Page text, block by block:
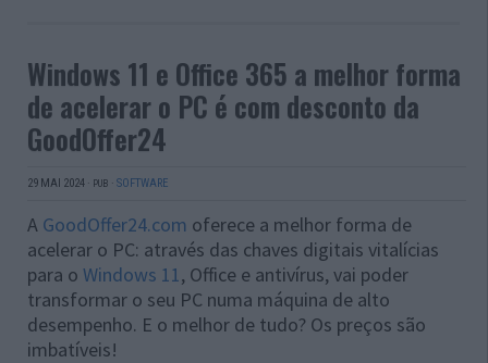
Windows 11 e Office 365 a melhor forma
de acelerar o PC é com desconto da
GoodOffer24
29 MAI 2024 · PUB · SOFTWARE
A GoodOffer24.com oferece a melhor forma de
acelerar o PC: através das chaves digitais vitalícias
para o Windows 11, Office e antivírus, vai poder
transformar o seu PC numa máquina de alto
desempenho. E o melhor de tudo? Os preços são
imbatíveis!